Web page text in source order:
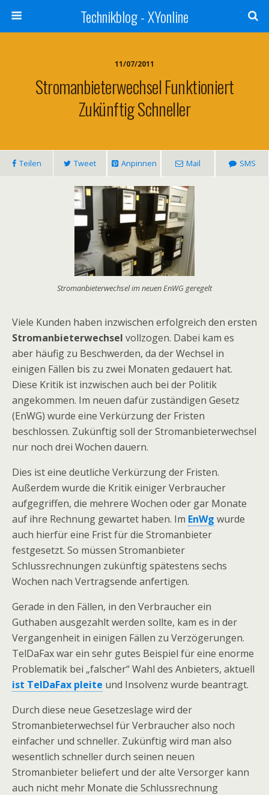
Technikblog - XYonline
11/07/2011
Stromanbieterwechsel Funktioniert
Zukünftig Schneller
Teilen Tweet Anpinnen Mail SMS
Stromanbieterwechsel im neuen EnWG geregelt
Viele Kunden haben inzwischen erfolgreich den ersten
Stromanbieterwechsel vollzogen. Dabei kam es
aber häufig zu Beschwerden, da der Wechsel in
einigen Fällen bis zu zwei Monaten gedauert hat.
Diese Kritik ist inzwischen auch bei der Politik
angekommen. Im neuen dafür zuständigen Gesetz
(EnWG) wurde eine Verkürzung der Fristen
beschlossen. Zukünftig soll der Stromanbieterwechsel
nur noch drei Wochen dauern.
Dies ist eine deutliche Verkürzung der Fristen.
Außerdem wurde die Kritik einiger Verbraucher
aufgegriffen, die mehrere Wochen oder gar Monate
auf ihre Rechnung gewartet haben. Im EnWg wurde
auch hierfür eine Frist für die Stromanbieter
festgesetzt. So müssen Stromanbieter
Schlussrechnungen zukünftig spätestens sechs
Wochen nach Vertragsende anfertigen.
Gerade in den Fällen, in den Verbraucher ein
Guthaben ausgezahlt werden sollte, kam es in der
Vergangenheit in einigen Fällen zu Verzögerungen.
TelDaFax war ein sehr gutes Beispiel für eine enorme
Problematik bei „falscher“ Wahl des Anbieters, aktuell
ist TelDaFax pleite und Insolvenz wurde beantragt.
Durch diese neue Gesetzeslage wird der
Stromanbieterwechsel für Verbraucher also noch
einfacher und schneller. Zukünftig wird man also
wesentlich schneller durch seinen neuen
Stromanbieter beliefert und der alte Versorger kann
auch nicht mehr Monate die Schlussrechnung